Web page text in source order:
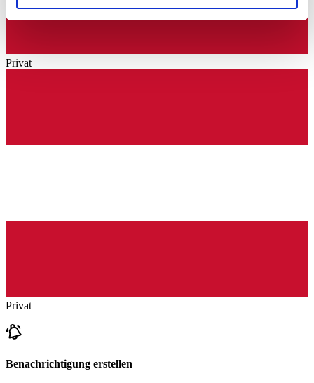
soziale Medien, Werbung und Analysen weiter. Unsere
haben oder die sie im Rahmen Ihrer Nutzung der Dienste
Privat
Privat
Benachrichtigung erstellen